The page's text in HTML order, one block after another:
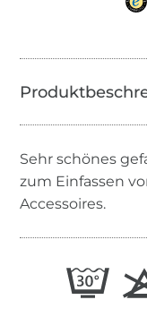
Sehr schönes
zum Einfassen
Accessoires.